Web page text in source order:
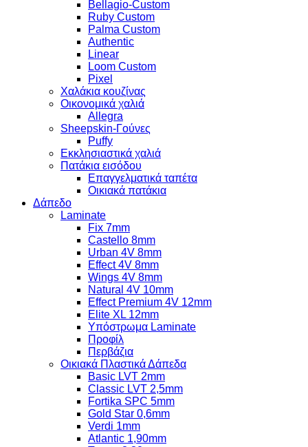
Bellagio-Custom
Ruby Custom
Palma Custom
Authentic
Linear
Loom Custom
Pixel
Χαλάκια κουζίνας
Οικονομικά χαλιά
Allegra
Sheepskin-Γούνες
Puffy
Εκκλησιαστικά χαλιά
Πατάκια εισόδου
Επαγγελματικά ταπέτα
Οικιακά πατάκια
Δάπεδο
Laminate
Fix 7mm
Castello 8mm
Urban 4V 8mm
Effect 4V 8mm
Wings 4V 8mm
Natural 4V 10mm
Effect Premium 4V 12mm
Elite XL 12mm
Υπόστρωμα Laminate
Προφίλ
Περβάζια
Οικιακά Πλαστικά Δάπεδα
Basic LVT 2mm
Classic LVT 2,5mm
Fortika SPC 5mm
Gold Star 0,6mm
Verdi 1mm
Atlantic 1,90mm